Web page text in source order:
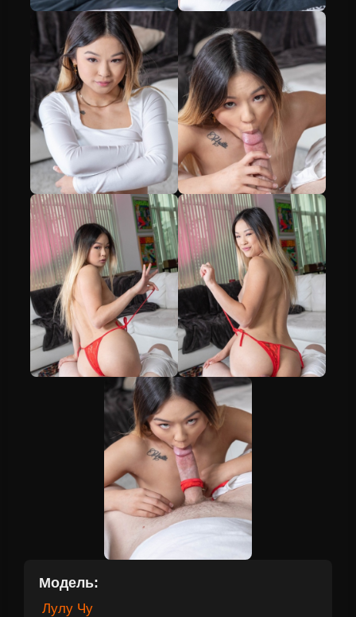
Модель:
Лулу Чу